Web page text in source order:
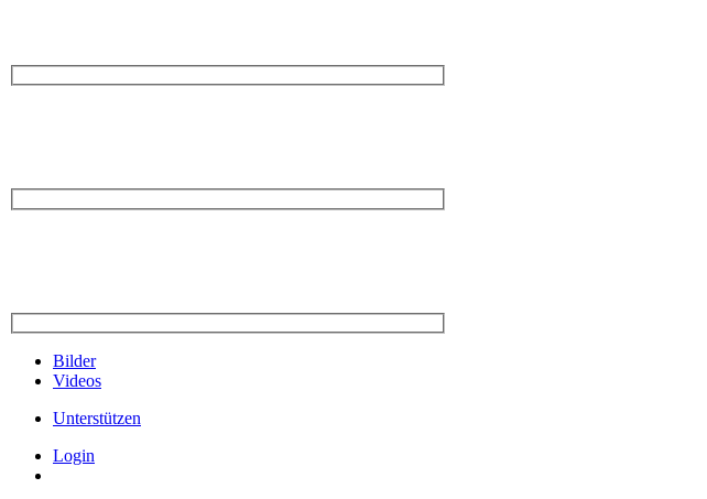
Bilder
Videos
Unterstützen
Login